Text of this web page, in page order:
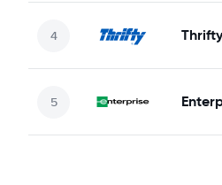
Thrifty